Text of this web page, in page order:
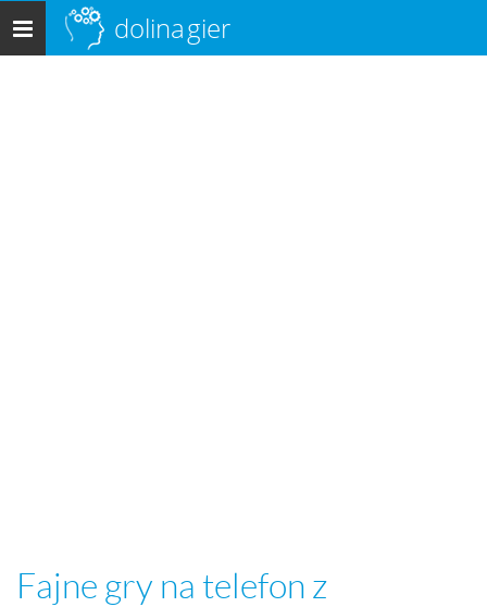
Menu
główne
dolinagier
Fajne gry na telefon z